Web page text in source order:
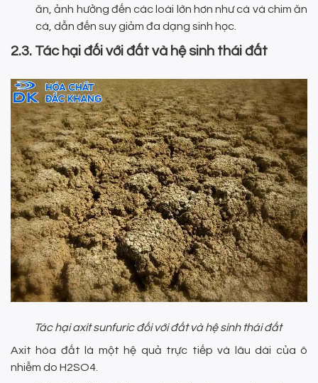
ăn, ảnh hưởng đến các loài lớn hơn như cá và chim ăn
cá, dẫn đến suy giảm đa dạng sinh học.
2.3. Tác hại đối với đất và hệ sinh thái đất
Tác hại axit sunfuric đối với đất và hệ sinh thái đất
Axit hóa đất là một hệ quả trực tiếp và lâu dài của ô
nhiễm do H2SO4.